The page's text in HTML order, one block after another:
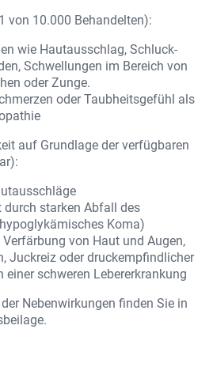
von 10.000 Behandelten):
wie Hautausschlag, Schluck-
Schwellungen im Bereich von
oder Zunge.
oder Taubheitsgefühl als
auf Grundlage der verfügbaren
durch starken Abfall des
Koma)
von Haut und Augen,
Juckreiz oder druckempfindlicher
einer schweren Lebererkrankung
Nebenwirkungen finden Sie in